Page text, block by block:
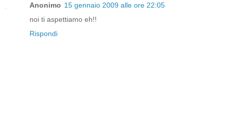
Anonimo 15 gennaio 2009 alle ore 22:05
noi ti aspettiamo eh!!
Rispondi